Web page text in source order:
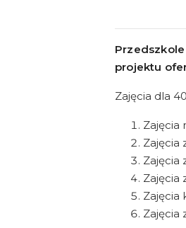
projektu
Zajęcia dla
Zajęcia
Zajęcia
Zajęcia
Zajęcia
Zajęcia
Zajęcia